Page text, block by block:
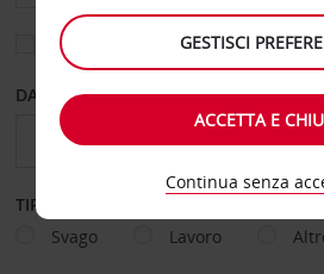
Scegli una località di riconsegna
DAL GIORNO AL
TIPOLOGIA DI NOLEGGIO
Svago
Lavoro
GESTISCI
ACCETTA E
Continua senza